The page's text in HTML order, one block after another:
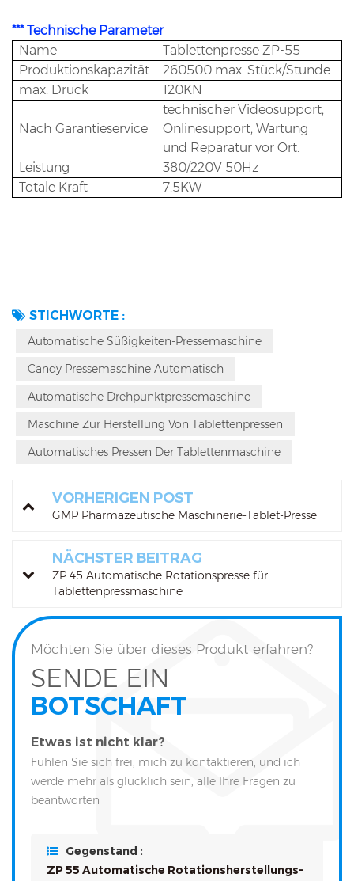
*** Technische Parameter
Name
Tablettenpresse ZP-55
Produktionskapazität
260500 max. Stück/Stunde
max. Druck
120KN
Nach Garantieservice
technischer Videosupport,
Onlinesupport, Wartung
und Reparatur vor Ort.
Leistung
380/220V 50Hz
Totale Kraft
7.5KW
STICHWORTE :
Automatische Süßigkeiten-Pressemaschine
Candy Pressemaschine Automatisch
Automatische Drehpunktpressemaschine
Maschine Zur Herstellung Von Tablettenpressen
Automatisches Pressen Der Tablettenmaschine
VORHERIGEN POST
GMP Pharmazeutische Maschinerie-Tablet-Presse
NÄCHSTER BEITRAG
ZP 45 Automatische Rotationspresse für
Tablettenpressmaschine
Möchten Sie über dieses Produkt erfahren?
SENDE EIN
BOTSCHAFT
Etwas ist nicht klar?
Fühlen Sie sich frei, mich zu kontaktieren, und ich
werde mehr als glücklich sein, alle Ihre Fragen zu
beantworten
Gegenstand :
ZP 55 Automatische Rotationsherstellungs-